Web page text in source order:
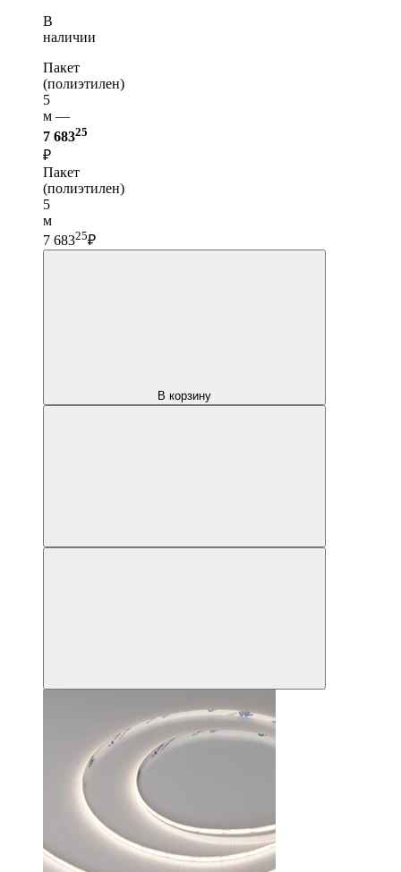
В
наличии
Пакет
(полиэтилен)
5
м —
7 68325
₽
Пакет
(полиэтилен)
5
м
7 68325₽
В корзину